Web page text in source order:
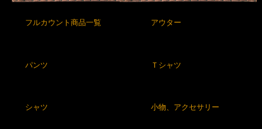
フルカウント商品一覧 アウター
パンツ Ｔシャツ
シャツ 小物、アクセサリー